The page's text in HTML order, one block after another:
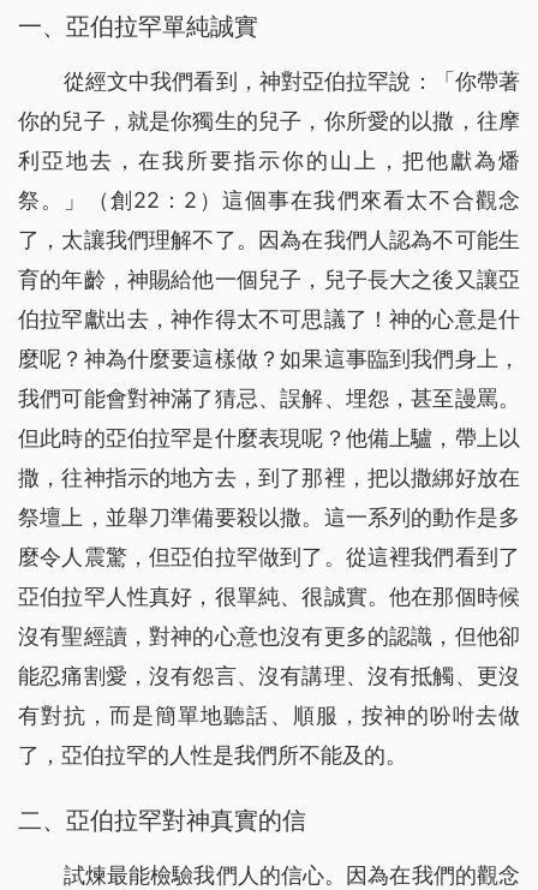
29
從「神尋找迷路羊」的比喻中看到神對人類的愛惜（有聲讀
當我改變自己的禱告後⋯⋯（有聲讀物）
31 在死亡線上，誰為她帶來了希望之光？(有聲讀物)
32 風口浪尖，是誰保守爸爸平安回家？（有聲讀物）
33 有恩賜的人，真的是合神心意的人嗎（有聲讀物）
神將我從網絡遊戲的泥潭中救起（有聲讀物）
35 只要做到三方面，你與神就能保持正常關係（有聲讀物）
36 基督徒靈修-掌握三要素，讓你與神更親近！（有聲讀物）
37 是誰給了她一個溫暖的家？（有聲讀物）
擺脫網絡小說的誘惑，我正常了！（有聲讀物）
41 「主耶穌不守安息日」給我們帶來的啟發（有聲讀物）
42 人生匆匆，我們該追求什麼？（有聲讀物）
43 信仰逼迫：帶上癱瘓丈夫去逃亡（有聲讀物）
44 孩子病危，是神讓他化險為夷（有聲讀物）
45 我們應該怎樣對待執政掌權的？（有聲讀物）
46 聖經的預言，我終於知道該怎麼對待了（有聲讀物）
47 當計劃趕不上變化時，你該怎麼辦（有聲讀物）
不會扶持幫助弟兄姊妹怎麼辦？這裡有三條實行路途（有聲
讀物）
撒瑪利亞婦人的聰明之處（有聲讀物）
埃提阿伯太監接受福音給我們的啟示（有聲讀物）
一、亞伯拉罕單純誠實
從經文中我們看到，神對亞伯拉罕說：「 你帶著
你的兒子，就是你獨生的兒子，你所愛的以撒，往摩
利亞地去，在我所要指示你的山上，把他獻為燔
祭。
」（創22：2）這個事在我們來看太不合觀念
了，太讓我們理解不了。因為在我們人認為不可能生
育的年齡，神賜給他一個兒子，兒子長大之後又讓亞
伯拉罕獻出去，神作得太不可思議了！神的心意是什
麼呢？神為什麼要這樣做？如果這事臨到我們身上，
我們可能會對神滿了猜忌、誤解、埋怨，甚至謾罵。
但此時的亞伯拉罕是什麼表現呢？他備上驢，帶上以
撒，往神指示的地方去，到了那裡，把以撒綁好放在
祭壇上，並舉刀準備要殺以撒。這一系列的動作是多
麼令人震驚，但亞伯拉罕做到了。從這裡我們看到了
亞伯拉罕人性真好，很單純、很誠實。他在那個時候
沒有聖經讀，對神的心意也沒有更多的認識，但他卻
能忍痛割愛，沒有怨言、沒有講理、沒有抵觸、更沒
有對抗，而是簡單地聽話、順服，按神的吩咐去做
了，亞伯拉罕的人性是我們所不能及的。
二、亞伯拉罕對神真實的信
試煉最能檢驗我們人的信心。因為在我們的觀念